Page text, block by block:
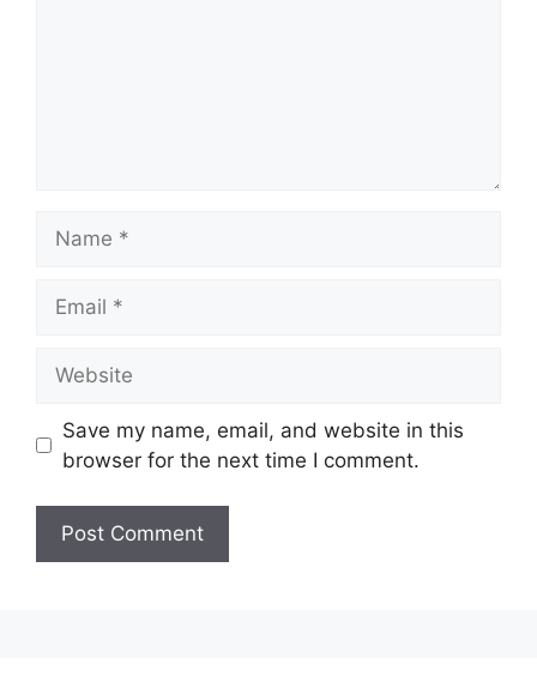
Save my name, email, and website in this
browser for the next time I comment.